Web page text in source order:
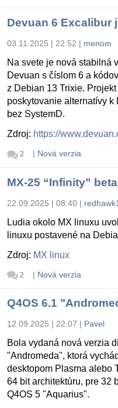
Devuan 6 Excalibur
03.11.2025 | 22:52 | menom
Na svete je nová stabilná
Devuan s číslom 6 a
z Debian 13 Trixie.
poskytovanie alternatívy
bez SystemD.
Zdroj: https://
2 | Nová verzia
MX-25 “Infinity”
22.09.2025 | 08:40 |
Ludia okolo MX linuxu
linuxu postavené na
Zdroj: MX linux
2 | Nová verzia
Q4OS 6.1
12.09.2025 | 22:07 | Pavel
Bola vydaná nová verzia
"Andromeda", ktorá
desktopom Plasma alebo
64 bit architektúru, pre 32
Q4OS 5 "Aquarius".